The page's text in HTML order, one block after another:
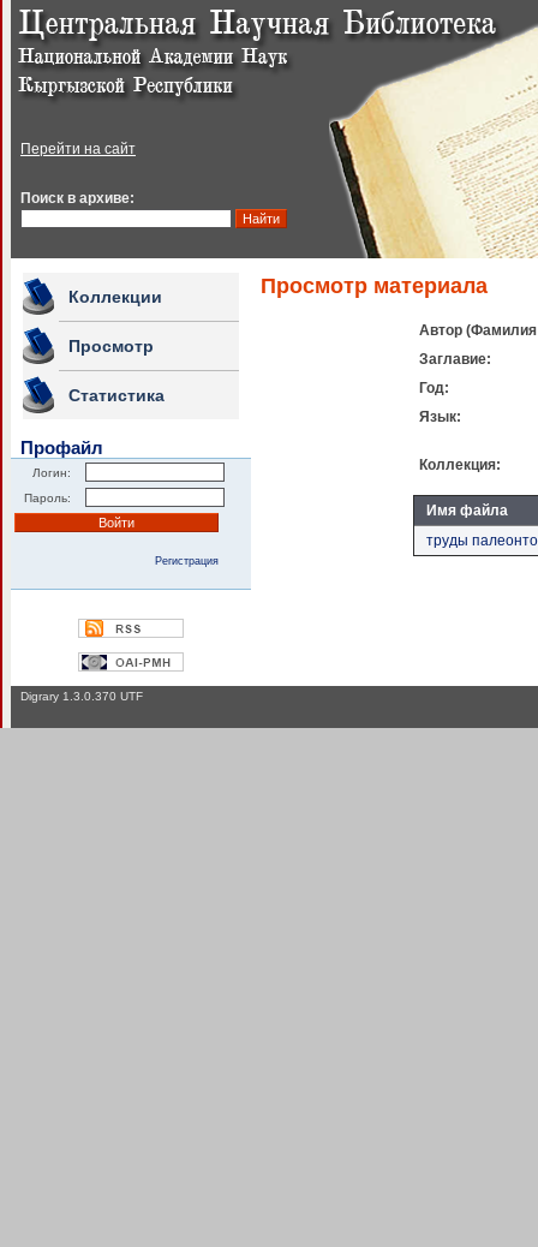
Перейти на сайт
Поиск в архиве:
Коллекции
Просмотр
Статистика
Профайл
Логин:
Пароль:
Регистрация
Просмотр материала
Автор
Заглавие:
Год:
Язык:
Коллекция:
Имя файла
труды
Digrary 1.3.0.370 UTF